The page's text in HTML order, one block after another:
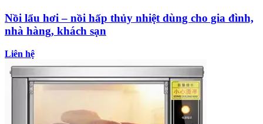
Nồi lẩu hơi – nồi hấp thủy nhiệt dùng cho gia đình,
nhà hàng, khách sạn
Liên hệ